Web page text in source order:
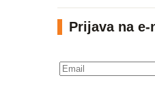
Prijava na e-